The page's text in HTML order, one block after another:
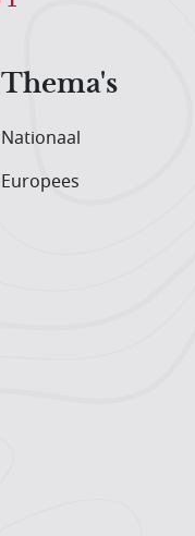
Thema's
Nationaal
Europees